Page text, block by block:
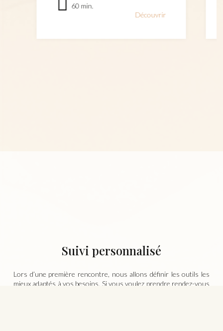
60 min.
Découvrir
Suivi personnalisé
Lors d’une première rencontre, nous allons définir les outils les
mieux adaptés à vos besoins. Si vous voulez prendre rendez-vous